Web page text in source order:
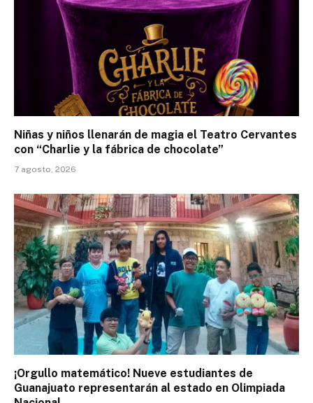
Niñas y niños llenarán de magia el Teatro Cervantes
con “Charlie y la fábrica de chocolate”
7 agosto, 2026
¡Orgullo matemático! Nueve estudiantes de
Guanajuato representarán al estado en Olimpiada